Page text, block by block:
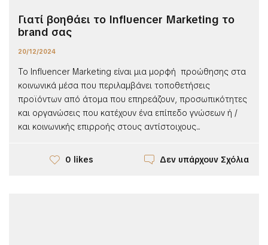
Γιατί βοηθάει το Influencer Marketing το
brand σας
20/12/2024
Το Influencer Marketing είναι μια μορφή προώθησης στα
κοινωνικά μέσα που περιλαμβάνει τοποθετήσεις
προϊόντων από άτομα που επηρεάζουν, προσωπικότητες
και οργανώσεις που κατέχουν ένα επίπεδο γνώσεων ή /
και κοινωνικής επιρροής στους αντίστοιχους...
0 likes Δεν υπάρχουν Σχόλια